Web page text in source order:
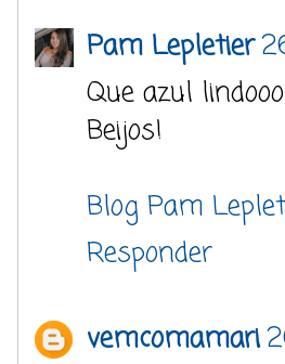
Pam Lepletier
Que azul
Beijos!
Blog Pam
Responder
vemcomamari